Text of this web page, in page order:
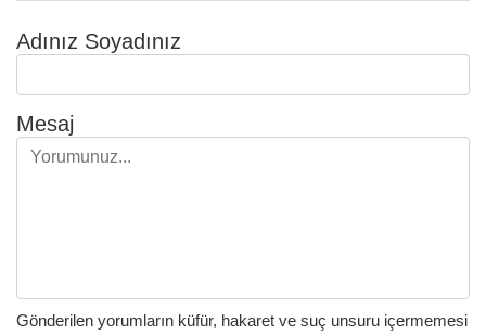
Adınız Soyadınız
Mesaj
Gönderilen yorumların küfür, hakaret ve suç unsuru içermemesi